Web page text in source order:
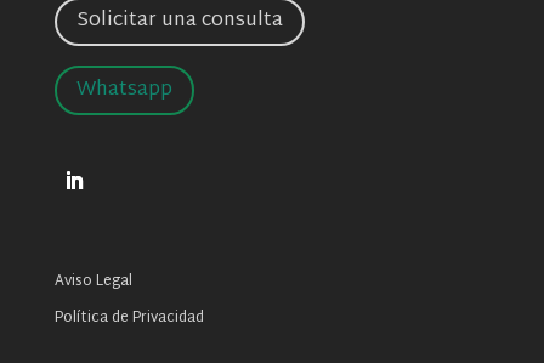
Solicitar una consulta
Whatsapp
Aviso Legal
Política de Privacidad